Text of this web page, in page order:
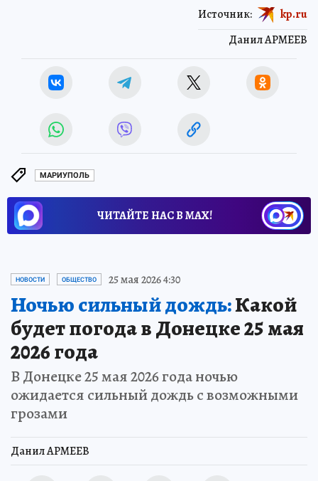
Данил АРМЕЕВ
Источник: kp.ru
МАРИУПОЛЬ
ЧИТАЙТЕ НАС В МАХ!
НОВОСТИ ОБЩЕСТВО 25 мая 2026 4:30
Ночью сильный дождь:Какой
будет погода в Донецке 25 мая
2026 года
В Донецке 25 мая 2026 года ночью
ожидается сильный дождь с возможными
грозами
Данил АРМЕЕВ